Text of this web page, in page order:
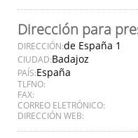
Dirección para
DIRECCIÓN:de España 1
CIUDAD:Badajoz
PAÍS:España
TLFNO:
FAX:
CORREO ELETRÓNICO:
DIRECCIÓN WEB: